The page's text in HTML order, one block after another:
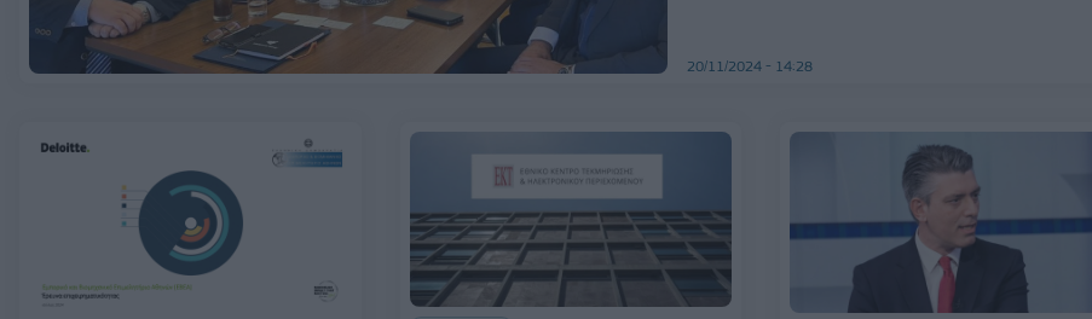
20/11/2024 - 14:28